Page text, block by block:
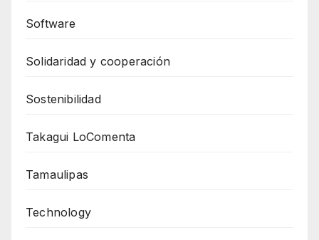
Software
Solidaridad y cooperación
Sostenibilidad
Takagui LoComenta
Tamaulipas
Technology